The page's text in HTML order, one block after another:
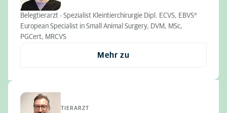
Belegtierarzt - Spezialist Kleintierchirurgie Dipl. ECVS, EBVS®
European Specialist in Small Animal Surgery, DVM, MSc,
PGCert, MRCVS
Mehr zu
TIERARZT